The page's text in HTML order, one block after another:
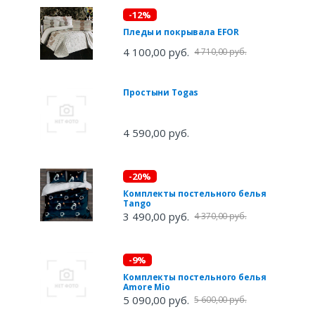
-12%
Пледы и покрывала EFOR
4 100,00 руб. 4 710,00 руб.
Простыни Togas
4 590,00 руб.
-20%
Комплекты постельного белья
Tango
3 490,00 руб. 4 370,00 руб.
-9%
Комплекты постельного белья
Amore Mio
5 090,00 руб. 5 600,00 руб.